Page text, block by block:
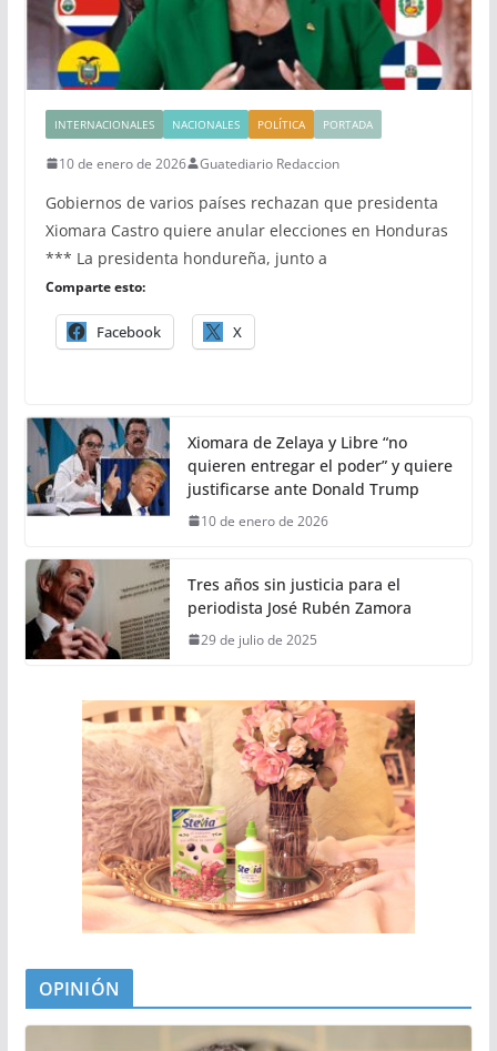
INTERNACIONALES NACIONALES POLÍTICA PORTADA
10 de enero de 2026 Guatediario Redaccion
Gobiernos de varios países rechazan que presidenta
Xiomara Castro quiere anular elecciones en Honduras
*** La presidenta hondureña, junto a
Comparte esto:
Facebook X
Xiomara de Zelaya y Libre “no
quieren entregar el poder” y quiere
justificarse ante Donald Trump
10 de enero de 2026
Tres años sin justicia para el
periodista José Rubén Zamora
29 de julio de 2025
OPINIÓN